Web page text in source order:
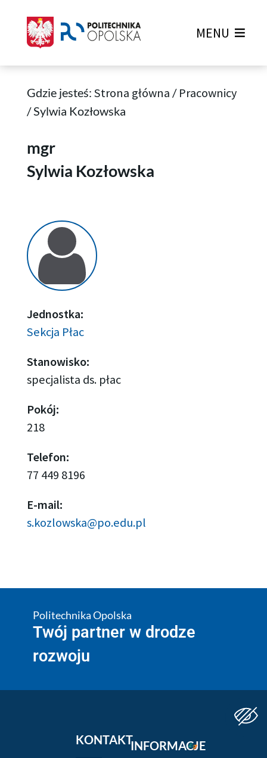
MENU
Gdzie jesteś: Strona główna / Pracownicy
/Sylwia Kozłowska
mgr
Sylwia Kozłowska
Jednostka:
Sekcja Płac
Stanowisko:
specjalista ds. płac
Pokój:
218
Telefon:
77 449 8196
E-mail:
s.kozlowska@po.edu.pl
Politechnika Opolska
Twój partner w drodze
rozwoju
KONTAKTINFORMACJE